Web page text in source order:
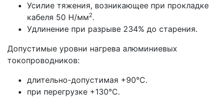
Усилие тяжения, возникающее при прокладке
кабеля 50 Н/мм2.
Удлинение при разрыве 234% до старения.
Допустимые уровни нагрева алюминиевых
токопроводников:
длительно-допустимая +90°С.
при перегрузке +130°С.